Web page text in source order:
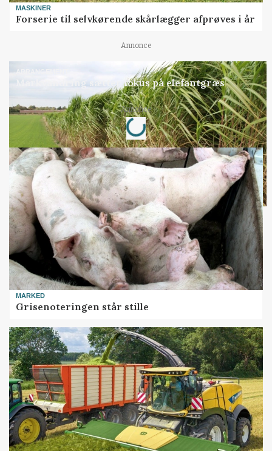
MASKINER
Forserie til selvkørende skårlægger afprøves i år
Annonce
ARRANGEMENT
Markvandring sætter fokus på elefantgræs
Annonce
Loading...
MARKED
Grisenoteringen står stille